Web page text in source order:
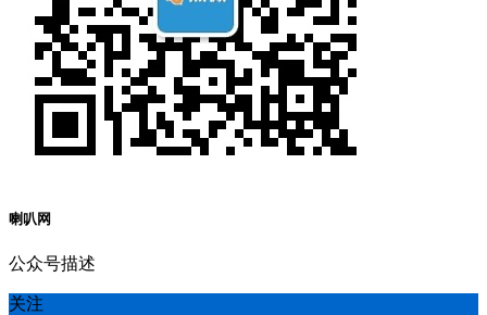
喇叭网
公众号描述
关注